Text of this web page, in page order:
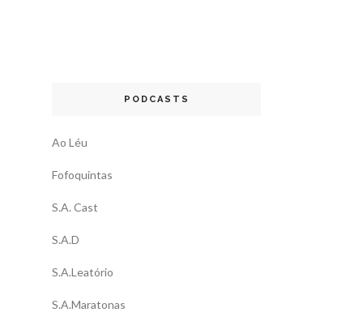
PODCASTS
Ao Léu
Fofoquintas
S.A. Cast
S.A.D
S.A.Leatório
S.A.Maratonas